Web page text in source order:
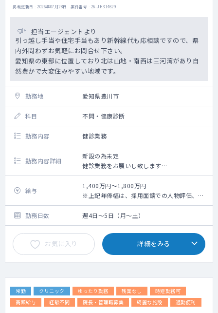
※開院間もない医療機関の場合はオンライン
診療が主となります。
◇ 専門外来：相談可
（例：糖尿病・呼吸器内科（SAS）・リウマ
チ膠原病・循環器内科・頭痛外来など）
※内視鏡や気管支鏡等の機器を必要とするも
のは検討不可
勤務院・対象患者数・コマ数については要相
で通常の外来も実施いただきます
◇ 検査機器：心電図、HbA1C迅速測定器、ビ
ジュアルリーダー、等
一部の院でレントゲン・エコー
あり
《その他》
ぐに専門医に相談できる環境があります。
掲載更新日 : 2026年07月28日 案件番号 : 26-JH314629
担当エージェントより
引っ越し手当や住宅手当もあり新幹線代も応相談ですので、県
内外問わずお気軽にお問合せ下さい。
愛知県の東部に位置しており北は山地・南西は三河湾があり自
然豊かで大変住みやすい地域です。
勤務地 愛知県豊川市
科目 不問・健康診断
勤務内容 健診業務
勤務内容詳細
新設の為未定
健診業務をお願いし致します
1：受診者の診察（火・金曜日午後健診有、
15：00～16：30）
2：問診、聴打診
3：健診判定
4：検査結果説明
5：健診スタッフとの連携
6：健診事業運営・品質向上への参画
電子カルテ（メーカー：CSI-ミライズ）
健診システム（タック）
給与
1,400万円～1,800万円
※上記年俸幅は、採用面談での人物評価、業
務内容詳細、個々スキルに応じて最終決定さ
せていただきます。
勤務日数 週4日～5日（月～土）
お気に入り 詳細をみる
常勤 クリニック ゆったり勤務 残業なし
時短勤務可
高額給与
経験不問 院長・管理職募集 綺麗な施設 通勤便利